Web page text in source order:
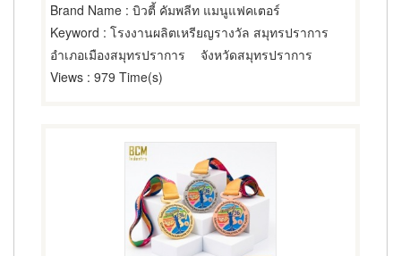
Brand Name : บิวตี้ คัมพลีท แมนูแฟคเตอร์
Keyword : โรงงานผลิตเหรียญรางวัล สมุทรปราการ
อำเภอเมืองสมุทรปราการ
จังหวัดสมุทรปราการ
Views : 979 Time(s)